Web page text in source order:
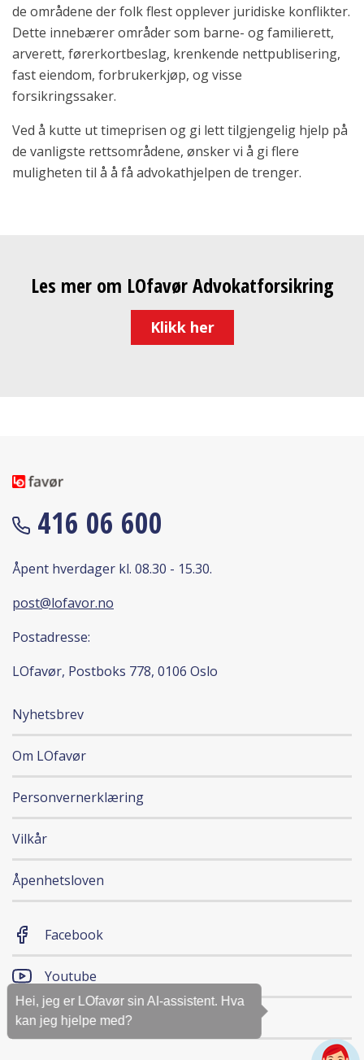
Hei, jeg er LOfavør sin AI-assistent. Hva
kan jeg hjelpe med?
de områdene der folk flest opplever juridiske konflikter.
Dette innebærer områder som barne- og familierett,
arverett, førerkortbeslag, krenkende nettpublisering,
fast eiendom, forbrukerkjøp, og visse
forsikringssaker.
Ved å kutte ut timeprisen og gi lett tilgjengelig hjelp på
de vanligste rettsområdene, ønsker vi å gi flere
muligheten til å å få advokathjelpen de trenger.
Les mer om LOfavør Advokatforsikring
Klikk her
416 06 600
Åpent hverdager kl. 08.30 - 15.30.
post@lofavor.no
Postadresse:
LOfavør, Postboks 778, 0106 Oslo
Nyhetsbrev
Om LOfavør
Personvernerklæring
Vilkår
Åpenhetsloven
Facebook
Youtube
Magasinet